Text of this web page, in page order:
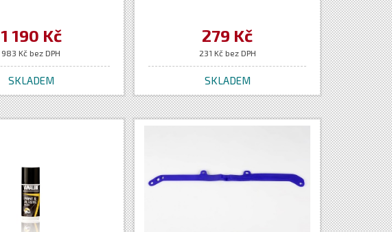
1 190 Kč
983 Kč bez DPH
SKLADEM
279 Kč
231 Kč bez DPH
SKLADEM